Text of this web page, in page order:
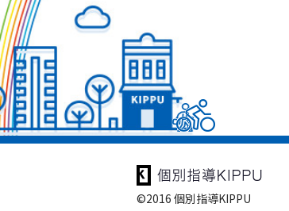
©2016 個別指導KIPPU